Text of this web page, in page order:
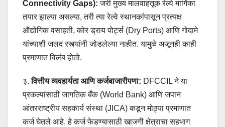
Connectivity Gaps): जरी मुख्य मालवाहतूक रेल्वे मार्गिका
तयार झाल्या असल्या, तरी त्या रेल्वे स्थानकांपासून प्रत्यक्ष
औद्योगिक वसाहती, कोर ड्राय पोर्ट्स (Dry Ports) आणि गोदामे
यांच्याशी जलद रस्त्यांनी जोडलेल्या नाहीत. यामुळे अजूनही काही
प्रमाणात विलंब होतो.
३.वित्तीय व्यवहार्यता आणि कर्जबाजारीपणा: DFCCIL ने या
प्रकल्पांसाठी जागतिक बँक (World Bank) आणि जपान
आंतरराष्ट्रीय सहकार्य संस्था (JICA) कडून मोठ्या प्रमाणात
कर्ज घेतले आहे. हे कर्ज फेडण्यासाठी खाजगी क्षेत्राचा सहभाग